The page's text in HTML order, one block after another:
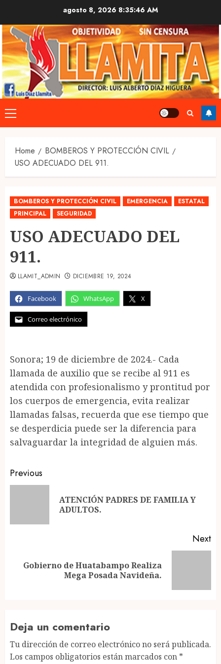
content
agosto 8, 2026 8:35:47 AM
Primary
Menu
Home
BOMBEROS Y PROTECCIÓN CIVIL
USO ADECUADO DEL 911.
BOMBEROS Y PROTECCIÓN CIVIL EMERGENCIA
ESTATAL
PRINCIPAL
SEGURIDAD
USO ADECUADO DEL
911.
Facebook WhatsApp X
Correo electrónico
LLAMIT_ADMIN DICIEMBRE 19, 2024
Sonora; 19 de diciembre de 2024.- Cada
llamada de auxilio que se recibe al 911 es
atendida con profesionalismo y prontitud por
los cuerpos de emergencia, evita realizar
llamadas falsas, recuerda que ese tiempo que
se desperdicia puede ser la diferencia para
salvaguardar la integridad de alguien más.
Post
navigation
Previous
ATENCIÓN PADRES DE FAMILIA Y
ADULTOS.
Next
NextGobierno de Huatabampo Realiza
Mega Posada Navideña.
Deja un comentario
Tu dirección de correo electrónico no será publicada.
Los campos obligatorios están marcados con *